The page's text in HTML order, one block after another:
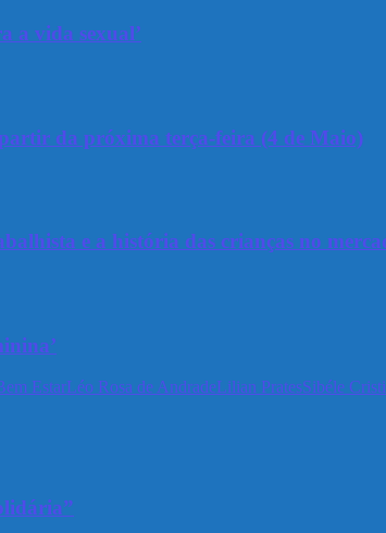
a vida sexual’
da próxima terça-feira (4 de Maio)
e a história das crianças no
EstarLéo Rosa de AndradeLilian PratesSibéle